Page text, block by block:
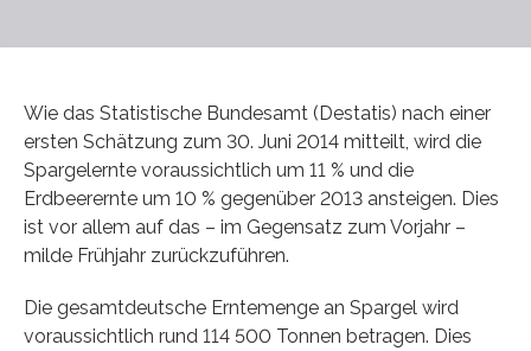
Wie das Statistische Bundesamt (Destatis) nach einer
ersten Schätzung zum 30. Juni 2014 mitteilt, wird die
Spargelernte voraussichtlich um 11 % und die
Erdbeerernte um 10 % gegenüber 2013 ansteigen. Dies
ist vor allem auf das – im Gegensatz zum Vorjahr –
milde Frühjahr zurückzuführen.
Die gesamtdeutsche Erntemenge an Spargel wird
voraussichtlich rund 114 500 Tonnen betragen. Dies